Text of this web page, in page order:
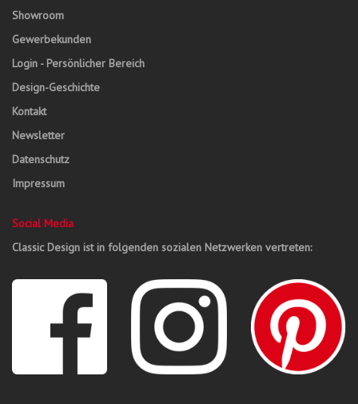
Showroom
Gewerbekunden
Login - Persönlicher Bereich
Design-Geschichte
Kontakt
Newsletter
Datenschutz
Impressum
Social Media
Classic Design ist in folgenden sozialen Netzwerken vertreten: